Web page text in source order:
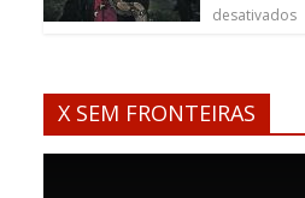
desativados
X SEM FRONTEIRAS